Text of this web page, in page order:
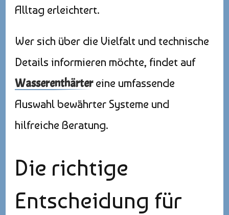
Alltag erleichtert.
Wer sich über die Vielfalt und technische
Details informieren möchte, findet auf
Wasserenthärtereine umfassende
Auswahl bewährter Systeme und
hilfreiche Beratung.
Die richtige
Entscheidung für